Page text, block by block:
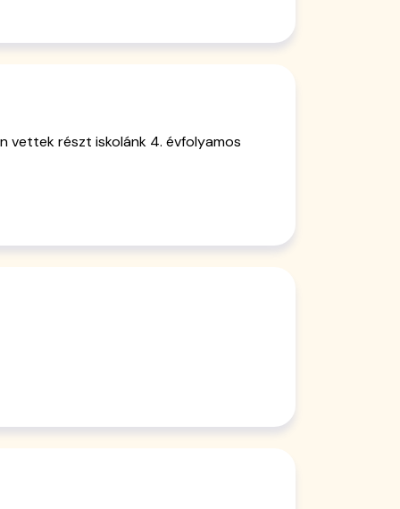
vettek részt iskolánk 4. évfolyamos